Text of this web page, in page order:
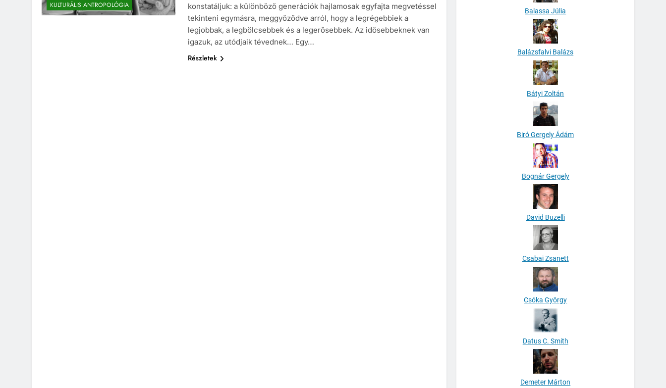
KULTURÁLIS ANTROPOLÓGIA
konstatáljuk: a különböző generációk hajlamosak egyfajta megvetéssel
tekinteni egymásra, meggyőződve arról, hogy a legrégebbiek a
legjobbak, a legbölcsebbek és a legerősebbek. Az idősebbeknek van
igazuk, az utódjaik tévednek… Egy…
Részletek
Balassa Júlia
Balázsfalvi Balázs
Bátyi Zoltán
Biró Gergely Ádám
Bognár Gergely
David Buzelli
Csabai Zsanett
Csóka György
Datus C. Smith
Demeter Márton